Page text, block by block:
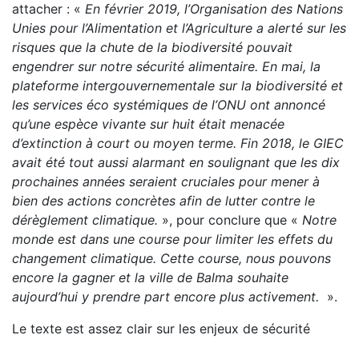
attacher : « En février 2019, l’Organisation des Nations
Unies pour l’Alimentation et l’Agriculture a alerté sur les
risques que la chute de la biodiversité pouvait
engendrer sur notre sécurité alimentaire. En mai, la
plateforme intergouvernementale sur la biodiversité et
les services éco systémiques de l’ONU ont annoncé
qu’une espèce vivante sur huit était menacée
d’extinction à court ou moyen terme. Fin 2018, le GIEC
avait été tout aussi alarmant en soulignant que les dix
prochaines années seraient cruciales pour mener à
bien des actions concrètes afin de lutter contre le
dérèglement climatique. », pour conclure que « Notre
monde est dans une course pour limiter les effets du
changement climatique. Cette course, nous pouvons
encore la gagner et la ville de Balma souhaite
aujourd’hui y prendre part encore plus activement. ».
Le texte est assez clair sur les enjeux de sécurité